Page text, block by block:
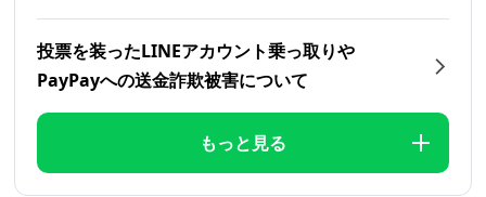
投票を装ったLINEアカウント乗っ取りや
PayPayへの送金詐欺被害について
もっと見る